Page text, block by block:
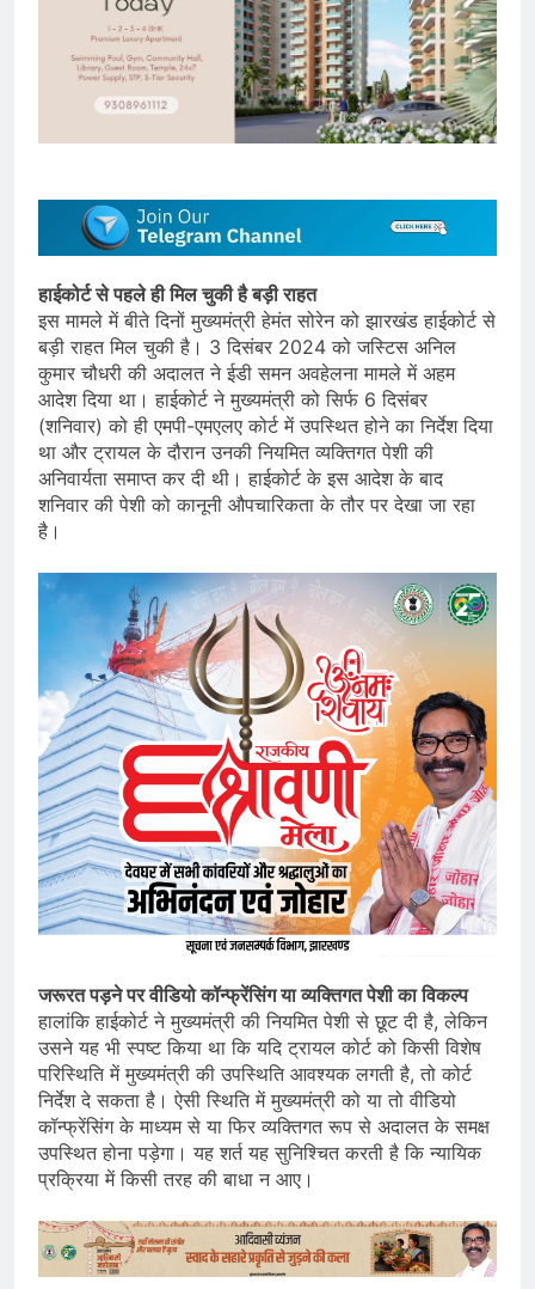
हाईकोर्ट से पहले ही मिल चुकी है बड़ी राहत
इस मामले में बीते दिनों मुख्यमंत्री हेमंत सोरेन को झारखंड हाईकोर्ट से
बड़ी राहत मिल चुकी है। 3 दिसंबर 2024 को जस्टिस अनिल
कुमार चौधरी की अदालत ने ईडी समन अवहेलना मामले में अहम
आदेश दिया था। हाईकोर्ट ने मुख्यमंत्री को सिर्फ 6 दिसंबर
(शनिवार) को ही एमपी-एमएलए कोर्ट में उपस्थित होने का निर्देश दिया
था और ट्रायल के दौरान उनकी नियमित व्यक्तिगत पेशी की
अनिवार्यता समाप्त कर दी थी। हाईकोर्ट के इस आदेश के बाद
शनिवार की पेशी को कानूनी औपचारिकता के तौर पर देखा जा रहा
है।
जरूरत पड़ने पर वीडियो कॉन्फ्रेंसिंग या व्यक्तिगत पेशी का विकल्प
हालांकि हाईकोर्ट ने मुख्यमंत्री की नियमित पेशी से छूट दी है, लेकिन
उसने यह भी स्पष्ट किया था कि यदि ट्रायल कोर्ट को किसी विशेष
परिस्थिति में मुख्यमंत्री की उपस्थिति आवश्यक लगती है, तो कोर्ट
निर्देश दे सकता है। ऐसी स्थिति में मुख्यमंत्री को या तो वीडियो
कॉन्फ्रेंसिंग के माध्यम से या फिर व्यक्तिगत रूप से अदालत के समक्ष
उपस्थित होना पड़ेगा। यह शर्त यह सुनिश्चित करती है कि न्यायिक
प्रक्रिया में किसी तरह की बाधा न आए।